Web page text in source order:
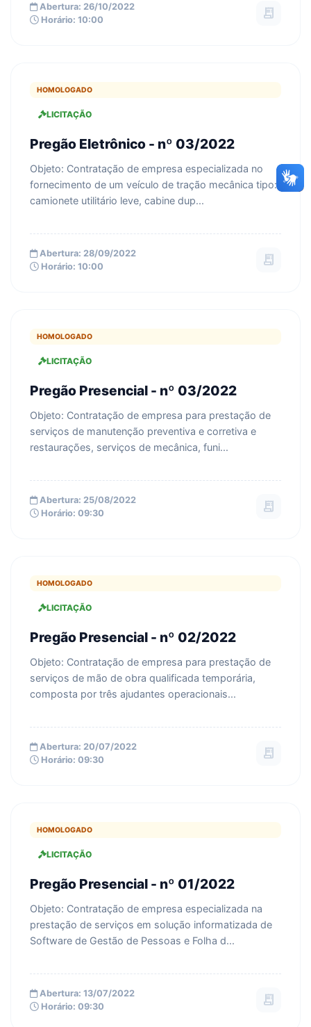
Abertura: 26/10/2022
Horário: 10:00
receipt_long
HOMOLOGADO
LICITAÇÃO
Pregão Eletrônico - nº 03/2022
Objeto: Contratação de empresa especializada no
fornecimento de um veículo de tração mecânica tipo:
camionete utilitário leve, cabine dup...
Abertura: 28/09/2022
Horário: 10:00
receipt_long
HOMOLOGADO
LICITAÇÃO
Pregão Presencial - nº 03/2022
Objeto: Contratação de empresa para prestação de
serviços de manutenção preventiva e corretiva e
restaurações, serviços de mecânica, funi...
Abertura: 25/08/2022
Horário: 09:30
receipt_long
HOMOLOGADO
LICITAÇÃO
Pregão Presencial - nº 02/2022
Objeto: Contratação de empresa para prestação de
serviços de mão de obra qualificada temporária,
composta por três ajudantes operacionais...
Abertura: 20/07/2022
Horário: 09:30
receipt_long
HOMOLOGADO
LICITAÇÃO
Pregão Presencial - nº 01/2022
Objeto: Contratação de empresa especializada na
prestação de serviços em solução informatizada de
Software de Gestão de Pessoas e Folha d...
Abertura: 13/07/2022
Horário: 09:30
receipt_long